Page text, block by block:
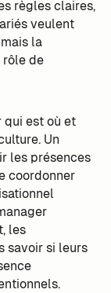
règles claires,
veulent
la
rôle de
qui est où et
Un
les présences
coordonner
les
savoir si leurs